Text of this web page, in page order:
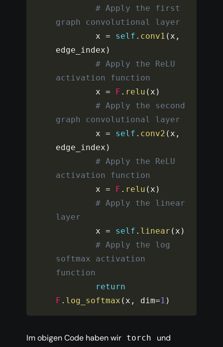
# Apply the first
graph convolutional layer
        x
= self . conv1 ( x ,
edge_index )
# Apply the ReLU
activation function
        x
= F . relu ( x )
# Apply the second
graph convolutional layer
        x
= self . conv2 ( x ,
edge_index )
# Apply the ReLU
activation function
        x
= F . relu ( x )
# Apply the linear
layer
        x
= self . linear ( x )
# Apply the log
softmax activation
function
return
F . log_softmax ( x , dim=1 )
Im obigen Code haben wir torch und